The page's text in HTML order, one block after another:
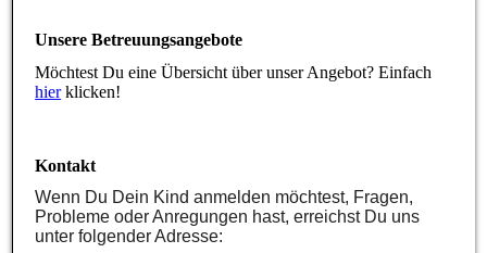
Unsere Betreuungsangebote
Möchtest Du eine Übersicht über unser Angebot? Einfach
hierklicken!
Kontakt
Wenn Du Dein Kind anmelden möchtest, Fragen,
Probleme oder Anregungen hast, erreichst Du uns
unter folgender Adresse: